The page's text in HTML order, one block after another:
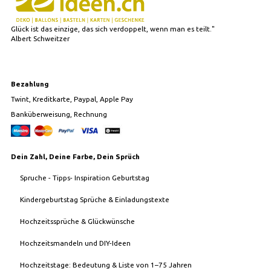
Glück ist das einzige, das sich verdoppelt, wenn man es teilt."
Albert Schweitzer
Bezahlung
Twint, Kreditkarte, Paypal, Apple Pay
Banküberweisung, Rechnung
Dein Zahl, Deine Farbe, Dein Sprüch
Spruche - Tipps- Inspiration Geburtstag
Kindergeburtstag Sprüche & Einladungstexte
Hochzeitssprüche & Glückwünsche
Hochzeitsmandeln und DIY-Ideen
Hochzeitstage: Bedeutung & Liste von 1–75 Jahren